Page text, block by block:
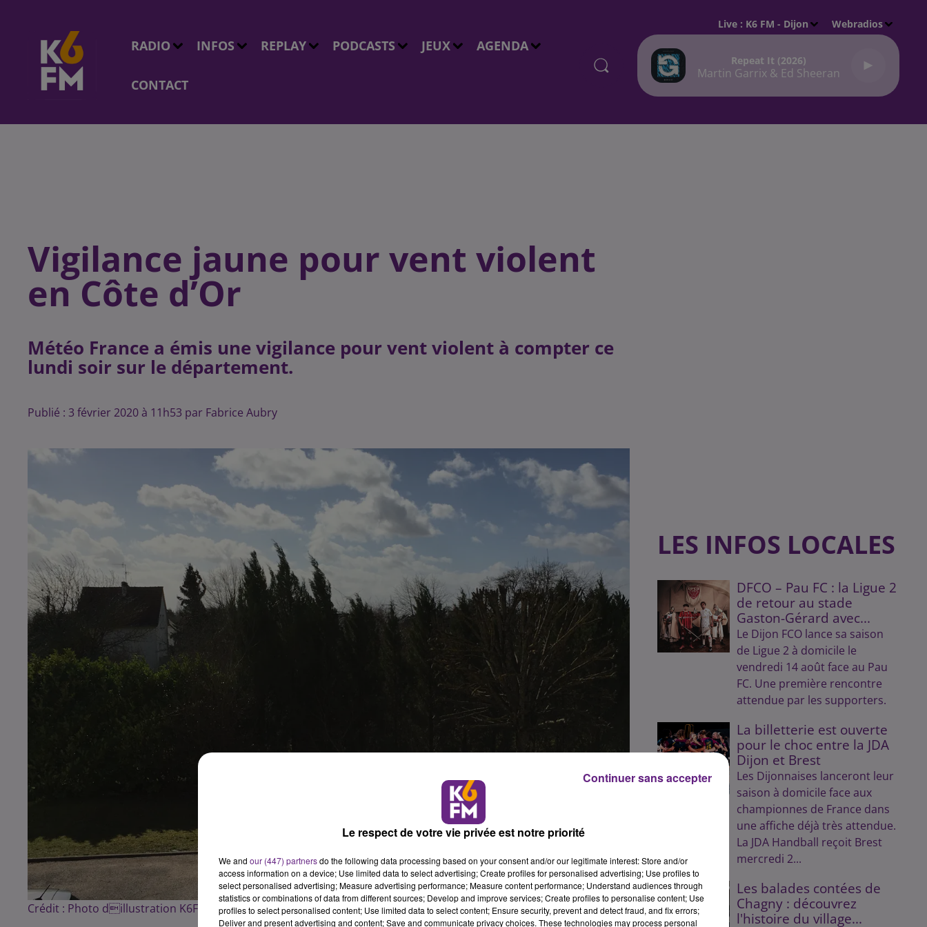
RADIO INFOS REPLAY PODCASTS JEUX AGENDA
CONTACT
Live : K6 FM - Dijon Webradios
Repeat It (2026)
Martin Garrix & Ed Sheeran
Vigilance jaune pour vent violent
en Côte d’Or
Météo France a émis une vigilance pour vent violent à compter ce
lundi soir sur le département.
Publié : 3 février 2020 à 11h53 par Fabrice Aubry
Crédit : Photo dillustration K6FM
LES INFOS LOCALES
DFCO – Pau FC : la Ligue 2
de retour au stade
Gaston-Gérard avec...
Le Dijon FCO lance sa saison
de Ligue 2 à domicile le
vendredi 14 août face au Pau
FC. Une première rencontre
attendue par les supporters.
La billetterie est ouverte
pour le choc entre la JDA
Dijon et Brest
Les Dijonnaises lanceront leur
saison à domicile face aux
championnes de France dans
une affiche déjà très attendue.
La JDA Handball reçoit Brest
mercredi 2...
Les balades contées de
Chagny : découvrez
l'histoire du village...
Le respect de votre vie privée est notre priorité
We and our (447) partnersdo the following data processing based on your consent and/or our legitimate interest: Store and/or
access information on a device; Use limited data to select advertising; Create profiles for personalised advertising; Use profiles to
select personalised advertising; Measure advertising performance; Measure content performance; Understand audiences through
statistics or combinations of data from different sources; Develop and improve services; Create profiles to personalise content; Use
profiles to select personalised content; Use limited data to select content; Ensure security, prevent and detect fraud, and fix errors;
Deliver and present advertising and content; Save and communicate privacy choices. These technologies may process personal
Continuer sans accepter